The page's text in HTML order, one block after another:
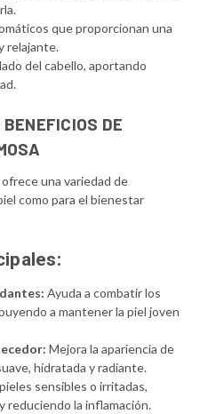
que proporcionan una
relajante.
del cabello, aportando
DE
ofrece una variedad de
como para el bienestar
Ayuda a combatir los
a mantener la piel joven
Mejora la apariencia de
hidratada y radiante.
sensibles o irritadas,
reduciendo la inflamación.